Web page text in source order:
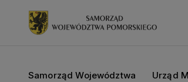
Samorząd Województwa Urząd